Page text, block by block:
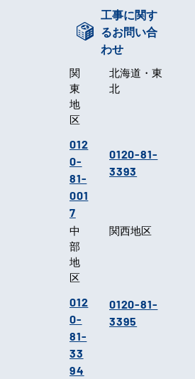
工事に関す
るお問い合
わせ
関
東
地
区
012
0-
81-
001
7
北海道・東
北
0120-81-
3393
中
部
地
区
012
0-
81-
33
94
関西地区
0120-81-
3395